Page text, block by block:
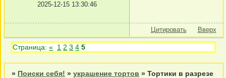
2025-12-15 13:30:46
Цитировать Вверх
Страница:« 1 2 3 4 5
» Поиски себя! »украшение тортов »Тортики в разрезе